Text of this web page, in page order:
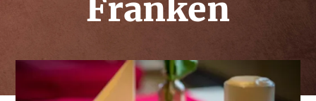
Franken